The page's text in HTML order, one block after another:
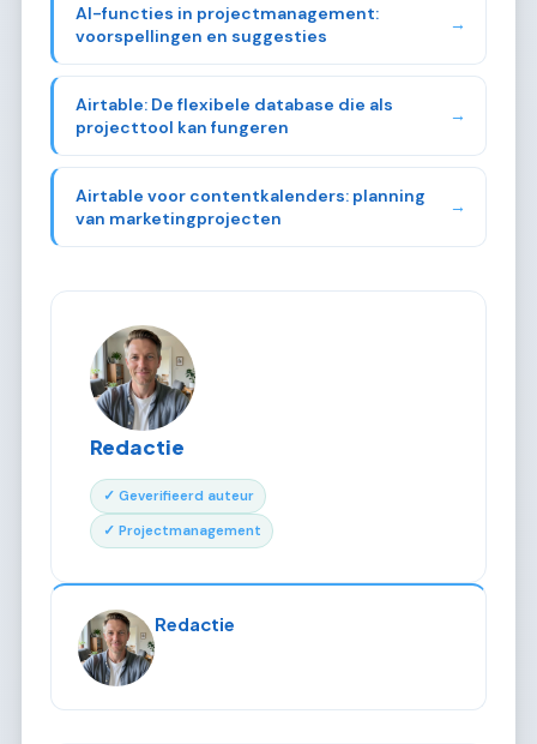
AI-functies in projectmanagement:
voorspellingen en suggesties
→
Airtable: De flexibele database die als
projecttool kan fungeren
→
Airtable voor contentkalenders: planning
van marketingprojecten
→
Redactie
✓ Geverifieerd auteur
✓ Projectmanagement
Redactie